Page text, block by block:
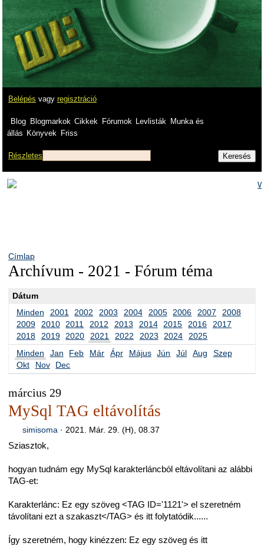
Belépés vagy regisztráció
Blog Blogmarkok Cikkek Fórumok Levlisták
Munka és
állás Könyvek Friss
Részletes
Címlap
Archívum - 2021 - Fórum téma
Dátum
Minden
2001 2002 2003 2004 2005 2006 2007
2008
2009
2010 2011 2012 2013 2014 2015 2016
2017
2018
2019 2020 2021 2022 2023 2024
2025
Minden
Jan Feb Már Ápr Május Jún Júl Aug
Szep
Okt
Nov Dec
március 29
MySql TAG eltávolítás
simisoma · 2021. Már. 29. (H), 08.37
Sziasztok,
hogyan tudnám egy MySql karakterláncból eltávolítani az alábbi
TAG-et:
Karakterlánc: Ez egy szöveg <TAG ID='1121'> el szeretném
távolítani ezt a szakaszt</TAG> és itt folytatódik......
Így szeretném, hogy kinézzen: Ez egy szöveg és itt